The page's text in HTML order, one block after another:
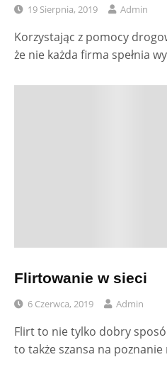
19 Sierpnia, 2019 Admin
Korzystając z pomocy
że nie każda firma spełnia
Flirtowanie w sieci
6 Czerwca, 2019 Admin
Flirt to nie tylko dobry
to także szansa na poznanie